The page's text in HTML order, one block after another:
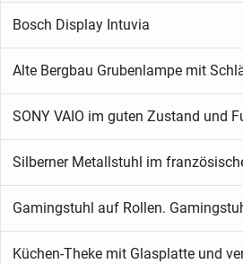
Bosch Display Intuvia
Alte Bergbau Grubenlampe mit